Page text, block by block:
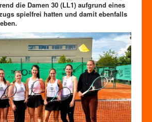
die Damen 30 (LL1) aufgrund eines
spielfrei hatten und damit ebenfalls